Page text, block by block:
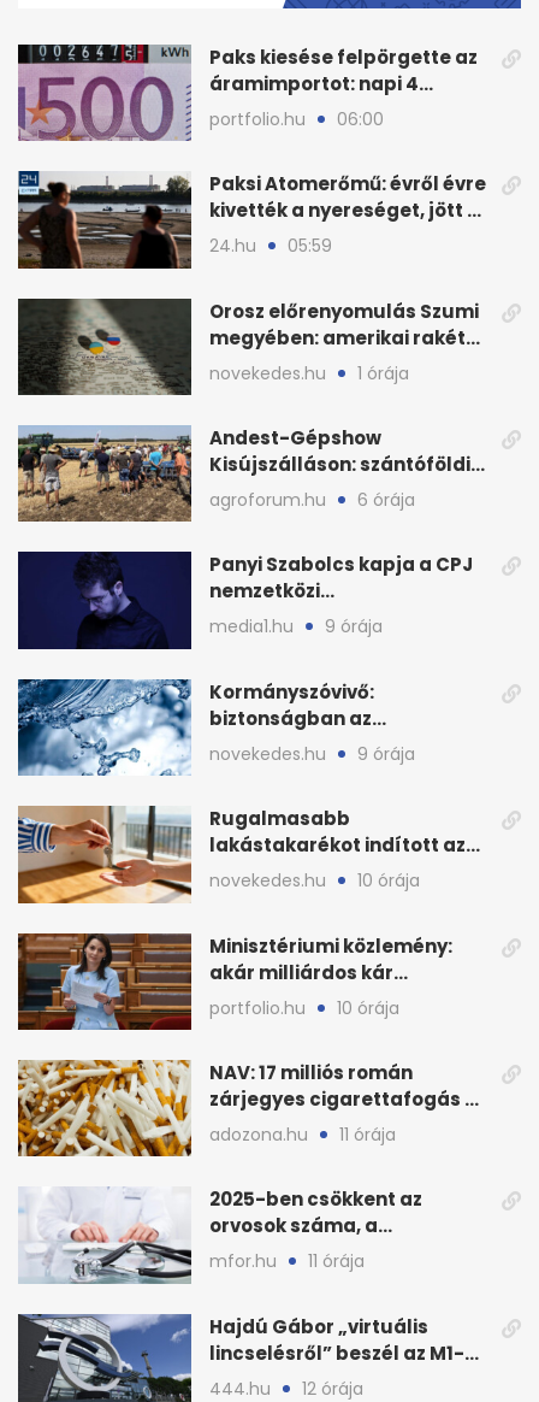
Paks kiesése felpörgette az
áramimportot: napi 4
milliárd a számla
portfolio.hu 06:00
Paksi Atomerőmű: évről évre
kivették a nyereséget, jött a
baj
24.hu 05:59
Orosz előrenyomulás Szumi
megyében: amerikai rakéták
is zsákmányként
novekedes.hu 1 órája
Andest-Gépshow
Kisújszálláson: szántóföldi
bemutató 2026. augusztus
12-én
agroforum.hu 6 órája
Panyi Szabolcs kapja a CPJ
nemzetközi
sajtószabadság-díját
media1.hu 9 órája
Kormányszóvivő:
biztonságban az
ivóvízkészlet, nincs
novekedes.hu 9 órája
Rugalmasabb
lakástakarékot indított az
OTP: két köztes kilépéssel
novekedes.hu 10 órája
Minisztériumi közlemény:
akár milliárdos kár
fenyegette Budapest fáit
portfolio.hu 10 órája
NAV: 17 milliós román
zárjegyes cigarettafogás az
M1-esen
adozona.hu 11 órája
2025-ben csökkent az
orvosok száma, a
háziorvosokra még több
mfor.hu 11 órája
Hajdú Gábor „virtuális
lincselésről” beszél az M1-
ből kirúgása után
444.hu 12 órája